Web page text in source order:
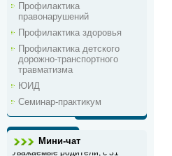
Профилактика
правонарушений
Профилактика здоровья
Профилактика детского
дорожно-транспортного
травматизма
ЮИД
Семинар-практикум
Мини-чат